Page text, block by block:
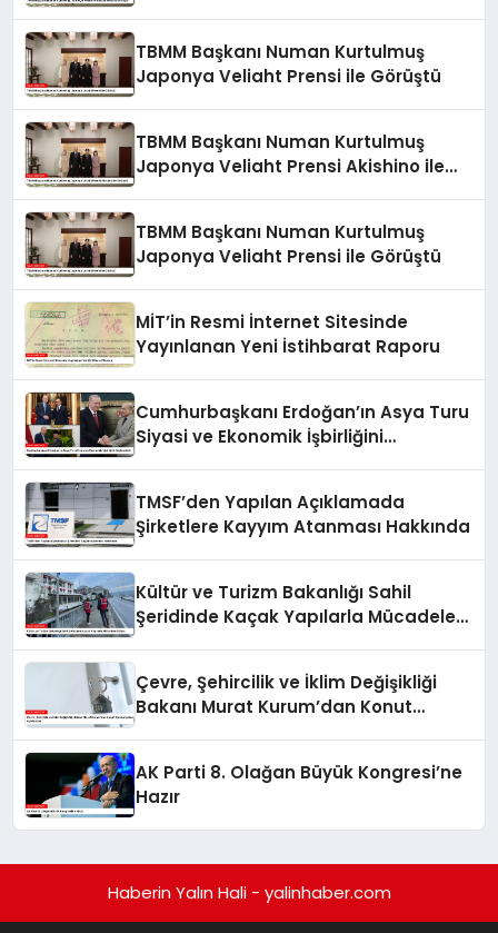
TBMM Başkanı Numan Kurtulmuş
Japonya Veliaht Prensi ile Görüştü
TBMM Başkanı Numan Kurtulmuş
Japonya Veliaht Prensi Akishino ile
TBMM Başkanı Numan Kurtulmuş
Japonya Veliaht Prensi ile Görüştü
MİT’in Resmi İnternet Sitesinde
Yayınlanan Yeni İstihbarat Raporu
Cumhurbaşkanı Erdoğan’ın Asya Turu
Siyasi ve Ekonomik İşbirliğini
TMSF’den Yapılan Açıklamada
Şirketlere Kayyım Atanması Hakkında
Kültür ve Turizm Bakanlığı Sahil
Şeridinde Kaçak Yapılarla Mücadele
Çevre, Şehircilik ve İklim Değişikliği
Bakanı Murat Kurum’dan Konut
AK Parti 8. Olağan Büyük Kongresi’ne
Hazır
Haberin Yalın Hali - yalinhaber.com